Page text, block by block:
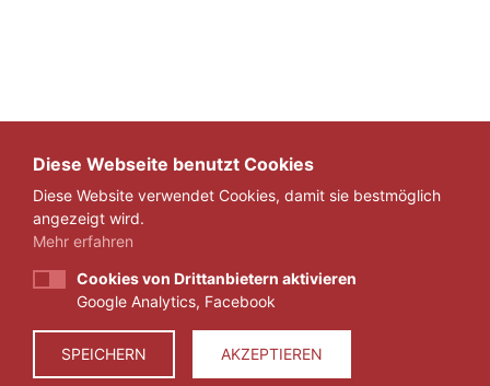
IMPRESSUM
DATENSCHUTZ
© 2026 ZEIT FÜR VERANTWORTUNG E.V.
Diese Webseite benutzt Cookies
Diese Website verwendet Cookies, damit sie bestmöglich
angezeigt wird.
Mehr erfahren
Cookies von Drittanbietern aktivieren
Google Analytics, Facebook
SPEICHERN AKZEPTIEREN